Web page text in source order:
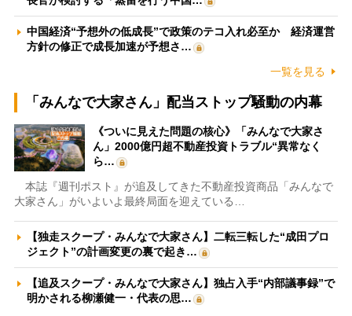
中国経済“予想外の低成長”で政策のテコ入れ必至か 経済運営
方針の修正で成長加速が予想さ…
一覧を見る
「みんなで大家さん」配当ストップ騒動の内幕
《ついに見えた問題の核心》「みんなで大家さ
ん」2000億円超不動産投資トラブル“異常なく
ら…
本誌『週刊ポスト』が追及してきた不動産投資商品「みんなで
大家さん」がいよいよ最終局面を迎えている…
【独走スクープ・みんなで大家さん】二転三転した“成田プロ
ジェクト”の計画変更の裏で起き…
【追及スクープ・みんなで大家さん】独占入手“内部議事録”で
明かされる柳瀬健一・代表の思…